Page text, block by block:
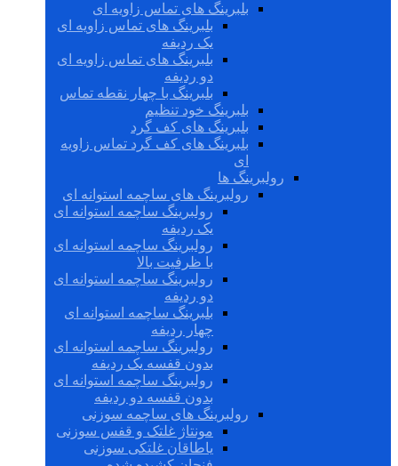
بلبرینگ های تماس زاویه ای
بلبرینگ های تماس زاویه ای
یک ردیفه
بلبرینگ های تماس زاویه ای
دو ردیفه
بلبرینگ با چهار نقطه تماس
بلبرینگ خود تنظیم
بلبرینگ های کف گرد
بلبرینگ های کف گرد تماس زاویه
ای
رولبرینگ ها
رولبرینگ های ساچمه استوانه ای
رولبرینگ ساچمه استوانه ای
یک ردیفه
رولبرینگ ساچمه استوانه ای
با ظرفیت بالا
رولبرینگ ساچمه استوانه ای
دو ردیفه
بلبرینگ ساچمه استوانه ای
چهار ردیفه
رولبرینگ ساچمه استوانه ای
بدون قفسه یک ردیفه
رولبرینگ ساچمه استوانه ای
بدون قفسه دو ردیفه
رولبرینگ های ساچمه سوزنی
مونتاژ غلتک و قفس سوزنی
یاطاقان غلتکی سوزنی